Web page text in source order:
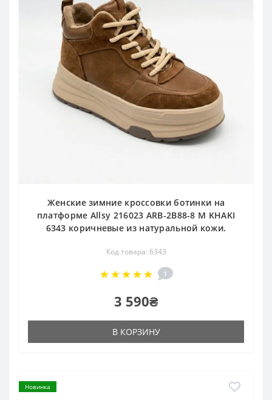
Женские зимние кроссовки ботинки на
платформе Allsy 216023 ARB-2B88-8 M KHAKI
6343 коричневые из натуральной кожи.
Код товара: 6343
1
3 590₴
В КОРЗИНУ
Новинка